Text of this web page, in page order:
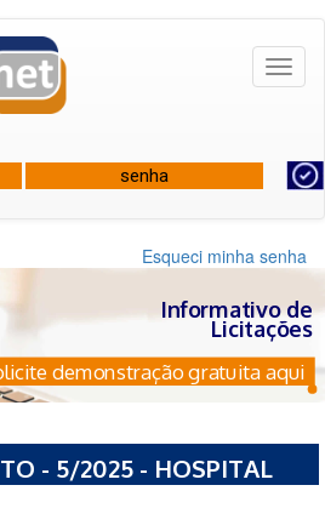
Esqueci minha senha
Informativo de
Licitações
demonstração gratuita aqui
- 5/2025 - HOSPITAL